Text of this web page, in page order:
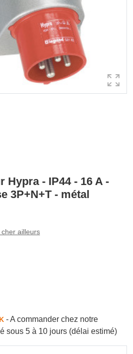
Hypra - IP44 - 16 A -
3P+N+T - métal
ailleurs
- A commander chez notre
sous 5 à 10 jours (délai estimé)